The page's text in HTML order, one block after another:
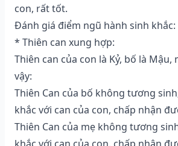
con, rất tốt.
Đánh giá điểm ngũ hành sinh khắc:
* Thiên can xung hợp:
Thiên can của con là Kỷ, bố là Mậu,
vậy:
Thiên Can của bố không tương
khắc với can của con, chấp nhận
Thiên Can của mẹ không tương